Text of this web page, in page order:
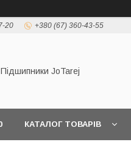
20 +380 (67) 360-43-55
Підшипники JoTarej
КАТАЛОГ ТОВАРІВ